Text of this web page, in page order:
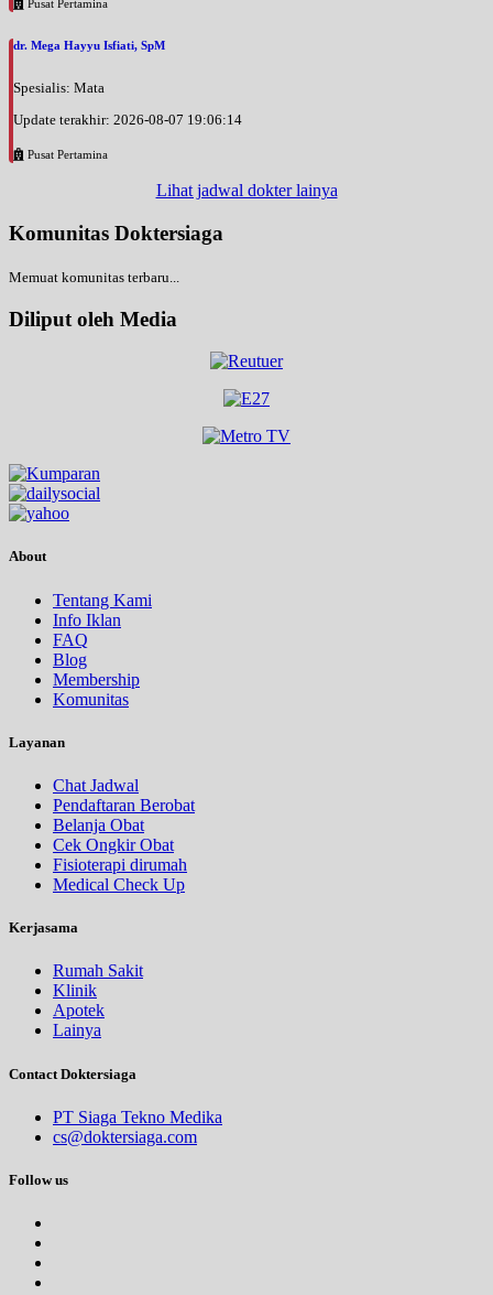
Pusat Pertamina
dr. Mega Hayyu Isfiati, SpM
Spesialis: Mata
Update terakhir: 2026-08-07 19:06:14
Pusat Pertamina
Lihat jadwal dokter lainya
Komunitas Doktersiaga
Memuat komunitas terbaru...
Diliput oleh Media
About
Tentang Kami
Info Iklan
FAQ
Blog
Membership
Komunitas
Layanan
Chat Jadwal
Pendaftaran Berobat
Belanja Obat
Cek Ongkir Obat
Fisioterapi dirumah
Medical Check Up
Kerjasama
Rumah Sakit
Klinik
Apotek
Lainya
Contact Doktersiaga
PT Siaga Tekno Medika
cs@doktersiaga.com
Follow us